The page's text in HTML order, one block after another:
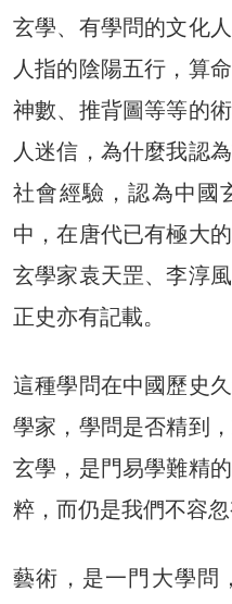
玄學、有學問的文化
人指的陰陽五行，算
神數、推背圖等等的
人迷信，為什麼我認
社會經驗，認為中國
中，在唐代已有極大
玄學家袁天罡、李淳
正史亦有記載。
這種學問在中國歷史
學家，學問是否精到
玄學，是門易學難精
粹，而仍是我們不容忽
藝術，是一門大學問